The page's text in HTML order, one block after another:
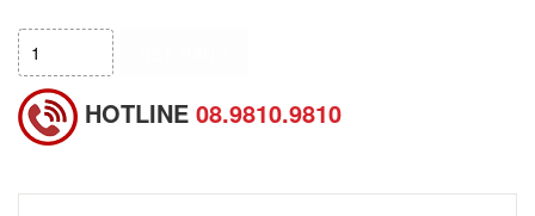
HOTLINE 08.9810.9810